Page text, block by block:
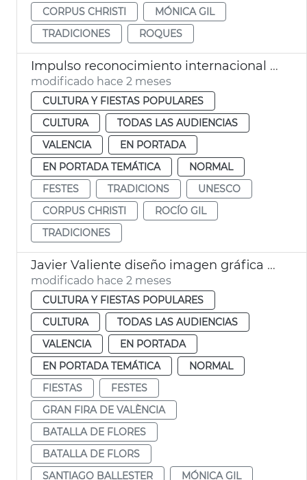
CORPUS CHRISTI
MÓNICA GIL
TRADICIONES
ROQUES
Impulso reconocimiento internacional Corpus Christi València
modificado hace 2 meses
CULTURA Y FIESTAS POPULARES
CULTURA
TODAS LAS AUDIENCIAS
VALENCIA
EN PORTADA
EN PORTADA TEMÁTICA
NORMAL
FESTES
TRADICIONS
UNESCO
CORPUS CHRISTI
ROCÍO GIL
TRADICIONES
Javier Valiente diseño imagen gráfica Gran Fira València
modificado hace 2 meses
CULTURA Y FIESTAS POPULARES
CULTURA
TODAS LAS AUDIENCIAS
VALENCIA
EN PORTADA
EN PORTADA TEMÁTICA
NORMAL
FIESTAS
FESTES
GRAN FIRA DE VALÈNCIA
BATALLA DE FLORES
BATALLA DE FLORS
SANTIAGO BALLESTER
MÓNICA GIL